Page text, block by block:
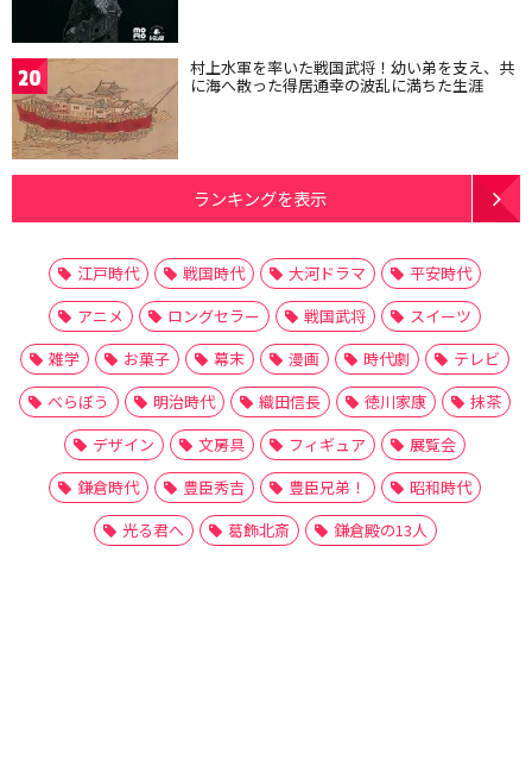
20 村上水軍を率いた戦国武将！幼い弟を支え、共
に海へ散った得居通幸の波乱に満ちた生涯
ランキングを表示
江戸時代 戦国時代 大河ドラマ
平安時代
アニメ
ロングセラー 戦国武将
スイーツ
雑学
お菓子 幕末 漫画 時代劇
テレビ
べらぼう
明治時代 織田信長 徳川家康
抹茶
デザイン
文房具 フィギュア
展覧会
鎌倉時代
豊臣秀吉 豊臣兄弟！
昭和時代
光る君へ
葛飾北斎 鎌倉殿の13人